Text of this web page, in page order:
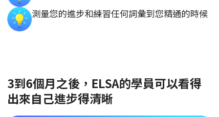
測量您的進步和練習任何詞彙到您精通的時候
3到6個月之後，ELSA的學員可以看得
出來自己進步得清晰